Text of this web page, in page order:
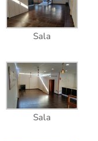
Sala
Sala